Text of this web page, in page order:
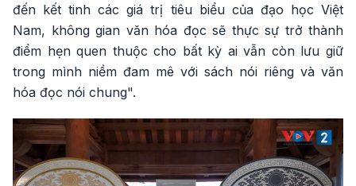
đến kết tinh các giá trị tiêu biểu của đạo học Việt
Nam, không gian văn hóa đọc sẽ thực sự trở thành
điểm hẹn quen thuộc cho bất kỳ ai vẫn còn lưu giữ
trong mình niềm đam mê với sách nói riêng và văn
hóa đọc nói chung".